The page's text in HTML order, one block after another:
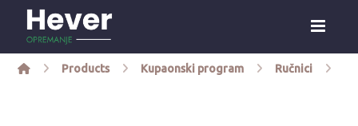
Products Kupaonski program Ručnici